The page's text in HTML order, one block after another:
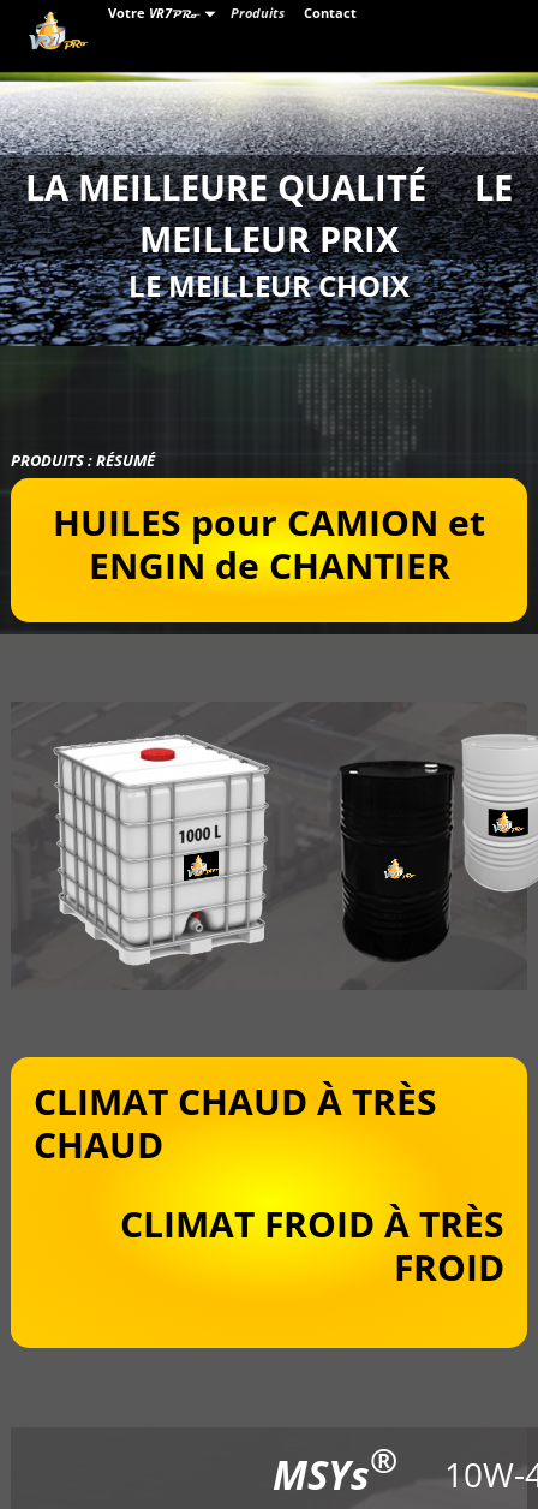
Votre VR7PRo Produits Contact
LA MEILLEURE QUALITÉ LE
MEILLEUR PRIX
LE MEILLEUR CHOIX
PRODUITS : RÉSUMÉ
HUILES pour CAMION et
ENGIN de CHANTIER
CLIMAT CHAUD À TRÈS
CHAUD
CLIMAT FROID À TRÈS
FROID
MSYs® 10W-